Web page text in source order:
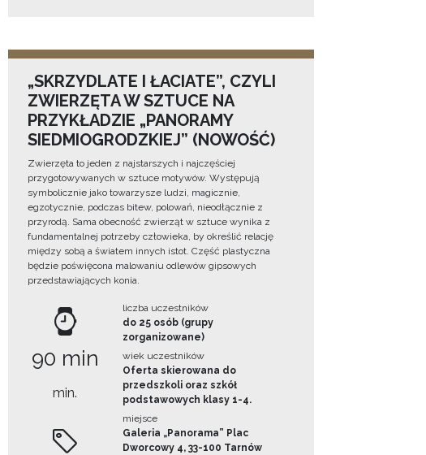
„SKRZYDLATE I ŁACIATE”, CZYLI
ZWIERZĘTA W SZTUCE NA
PRZYKŁADZIE „PANORAMY
SIEDMIOGRODZKIEJ” (NOWOŚĆ)
Zwierzęta to jeden z najstarszych i najczęściej
przygotowywanych w sztuce motywów. Występują
symbolicznie jako towarzysze ludzi, magicznie,
egzotycznie, podczas bitew, polowań, nieodłącznie z
przyrodą. Sama obecność zwierząt w sztuce wynika z
fundamentalnej potrzeby człowieka, by określić relację
między sobą a światem innych istot. Część plastyczna
będzie poświęcona malowaniu odlewów gipsowych
przedstawiających konia.
90 min
min.
liczba uczestników
do 25 osób (grupy
zorganizowane)
wiek uczestników
Oferta skierowana do
przedszkoli oraz szkół
podstawowych klasy 1-4.
miejsce
Galeria „Panorama” Plac
Dworcowy 4, 33-100 Tarnów